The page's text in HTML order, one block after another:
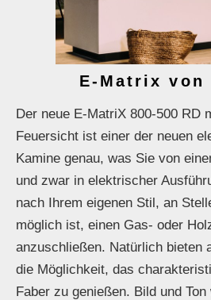
E-Matrix von
Der neue E-MatriX 800-500 RD
Feuersicht ist einer der neuen
Kamine genau, was Sie von
und zwar in elektrischer
nach Ihrem eigenen Stil, an
möglich ist, einen Gas- oder
anzuschließen. Natürlich bieten
die Möglichkeit, das
Faber zu genießen. Bild und